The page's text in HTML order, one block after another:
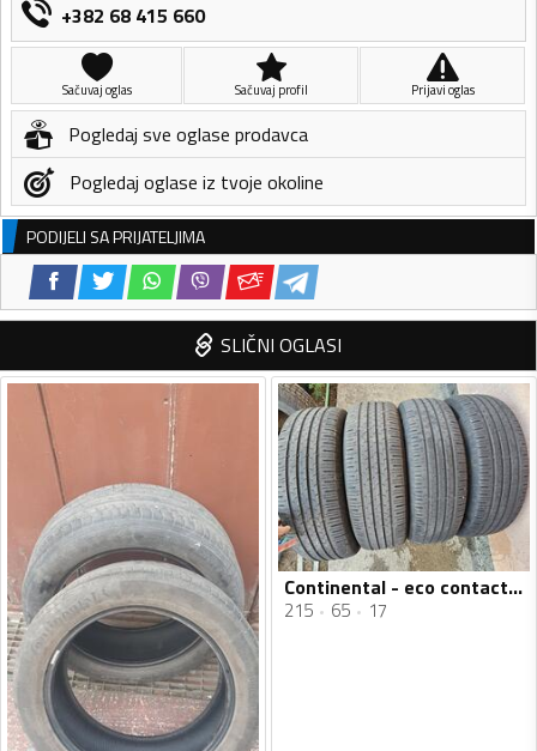
+382 68 415 660
Sačuvaj oglas Sačuvaj profil Prijavi oglas
Pogledaj sve oglase prodavca
Pogledaj oglase iz tvoje okoline
PODIJELI SA PRIJATELJIMA
SLIČNI OGLASI
Continental - eco contact 6 - Ljetnja guma
215 65 17